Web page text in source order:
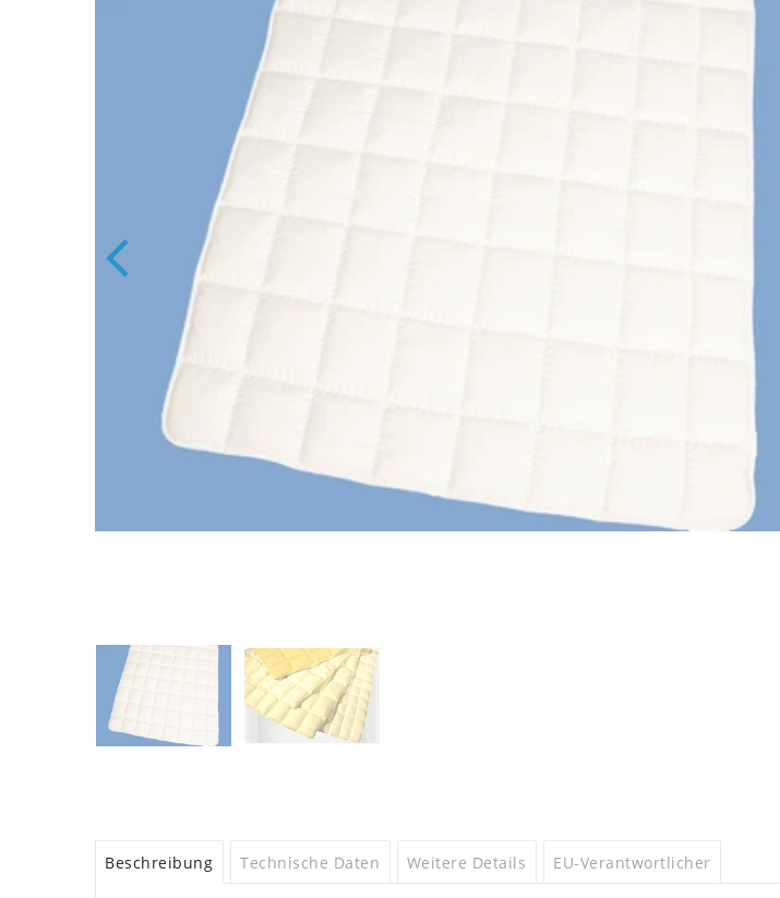
Beschreibung Technische Daten Weitere Details EU-Verantwortlicher